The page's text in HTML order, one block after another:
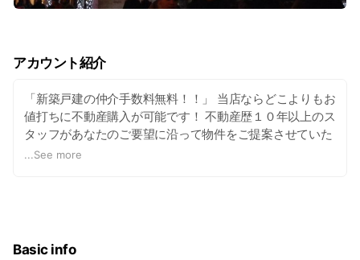
アカウント紹介
「新築戸建の仲介手数料無料！！」 当店ならどこよりもお
値打ちに不動産購入が可能です！ 不動産歴１０年以上のス
タッフがあなたのご要望に沿って物件をご提案させていた
だきます。
...See more
Basic info